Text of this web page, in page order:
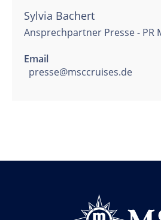
Sylvia Bachert
Ansprechpartner Presse - PR
Email
presse@msccruises.de